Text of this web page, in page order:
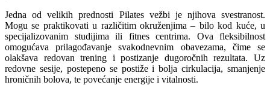
Jedna od velikih prednosti Pilates vežbi je njihova svestranost.
Mogu se praktikovati u različitim okruženjima – bilo kod kuće, u
specijalizovanim studijima ili fitnes centrima. Ova fleksibilnost
omogućava prilagođavanje svakodnevnim obavezama, čime se
olakšava redovan trening i postizanje dugoročnih rezultata. Uz
redovne sesije, postepeno se postiže i bolja cirkulacija, smanjenje
hroničnih bolova, te povećanje energije i vitalnosti.